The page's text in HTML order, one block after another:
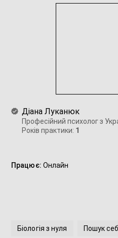
Діана Луканюк
Професійний психолог з
Років практики: 1
Працює: Онлайн
Біологія з нуля Пошук